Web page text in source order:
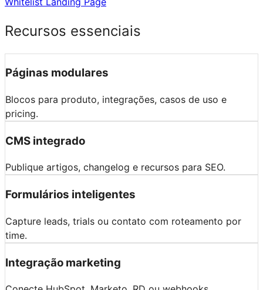
Recursos essenciais
Páginas modulares
Blocos para produto, integrações, casos de uso e
pricing.
CMS integrado
Publique artigos, changelog e recursos para SEO.
Formulários inteligentes
Capture leads, trials ou contato com roteamento por
time.
Integração marketing